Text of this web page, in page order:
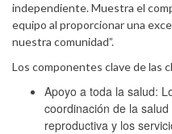
independiente. Muestra el
equipo al proporcionar una
nuestra comunidad”.
Los componentes clave de las
Apoyo a toda la salud:
coordinación de la
reproductiva y los